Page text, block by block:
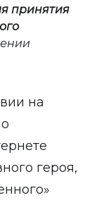
принятия
на
героя,